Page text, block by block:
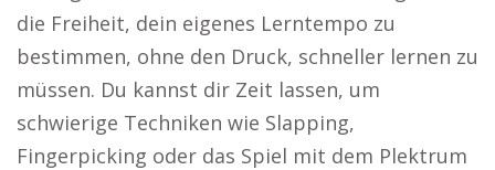
die Freiheit, dein eigenes Lerntempo zu
bestimmen, ohne den Druck, schneller lernen zu
müssen. Du kannst dir Zeit lassen, um
schwierige Techniken wie Slapping,
Fingerpicking oder das Spiel mit dem Plektrum